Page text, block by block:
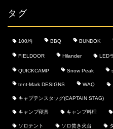
タグ
100均 BBQ BUNDOK
FIELDOOR Hilander LED
QUICKCAMP Snow Peak
tent-Mark DESIGNS WAQ
キャプテンスタッグ(CAPTAIN STAG)
キャンプ寝具 キャンプ料理
ソロテント ソロ焚き火台